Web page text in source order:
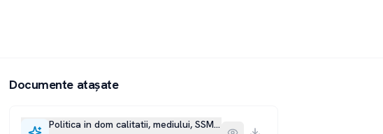
Documente atașate
Politica in dom calitatii, mediului, SSM – 11.12.2025